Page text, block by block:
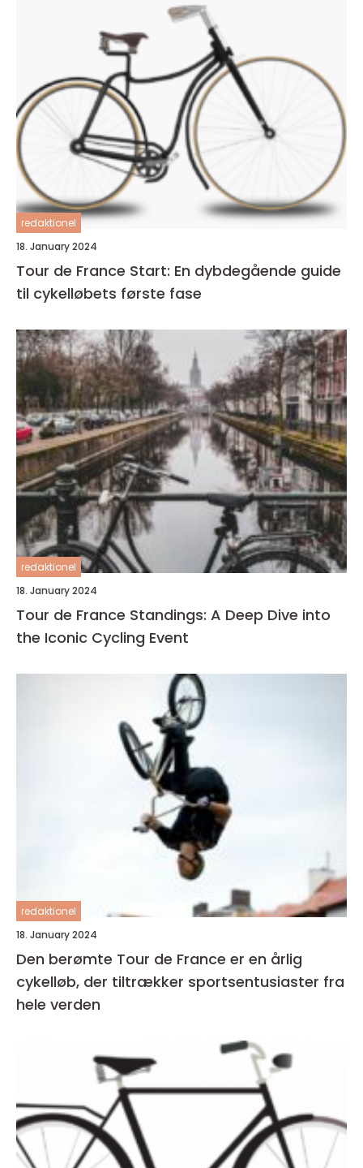
redaktionel
18. January 2024
Tour de France Start: En dybdegående guide
til cykelløbets første fase
redaktionel
18. January 2024
Tour de France Standings: A Deep Dive into
the Iconic Cycling Event
redaktionel
18. January 2024
Den berømte Tour de France er en årlig
cykelløb, der tiltrækker sportsentusiaster fra
hele verden